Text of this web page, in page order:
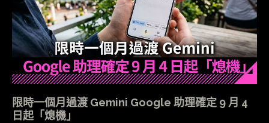
限時一個月過渡 Gemini Google 助理確定 9 月 4
日起「熄機」